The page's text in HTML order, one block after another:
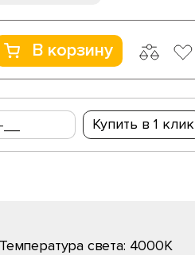
В корзину
Купить в 1 клик
Температура света: 4000K